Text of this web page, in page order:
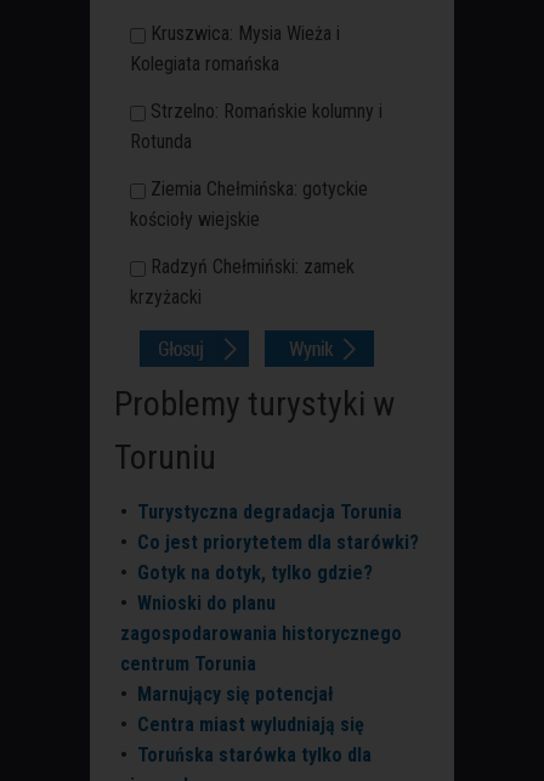
Kruszwica: Mysia Wieża i
Kolegiata romańska
Strzelno: Romańskie kolumny i
Rotunda
Ziemia Chełmińska: gotyckie
kościoły wiejskie
Radzyń Chełmiński: zamek
krzyżacki
Problemy turystyki w
Toruniu
• Turystyczna degradacja Torunia
• Co jest priorytetem dla starówki?
• Gotyk na dotyk, tylko gdzie?
• Wnioski do planu
zagospodarowania historycznego
centrum Torunia
•
Marnujący się potencjał
• Centra miast wyludniają się
• Toruńska starówka tylko dla